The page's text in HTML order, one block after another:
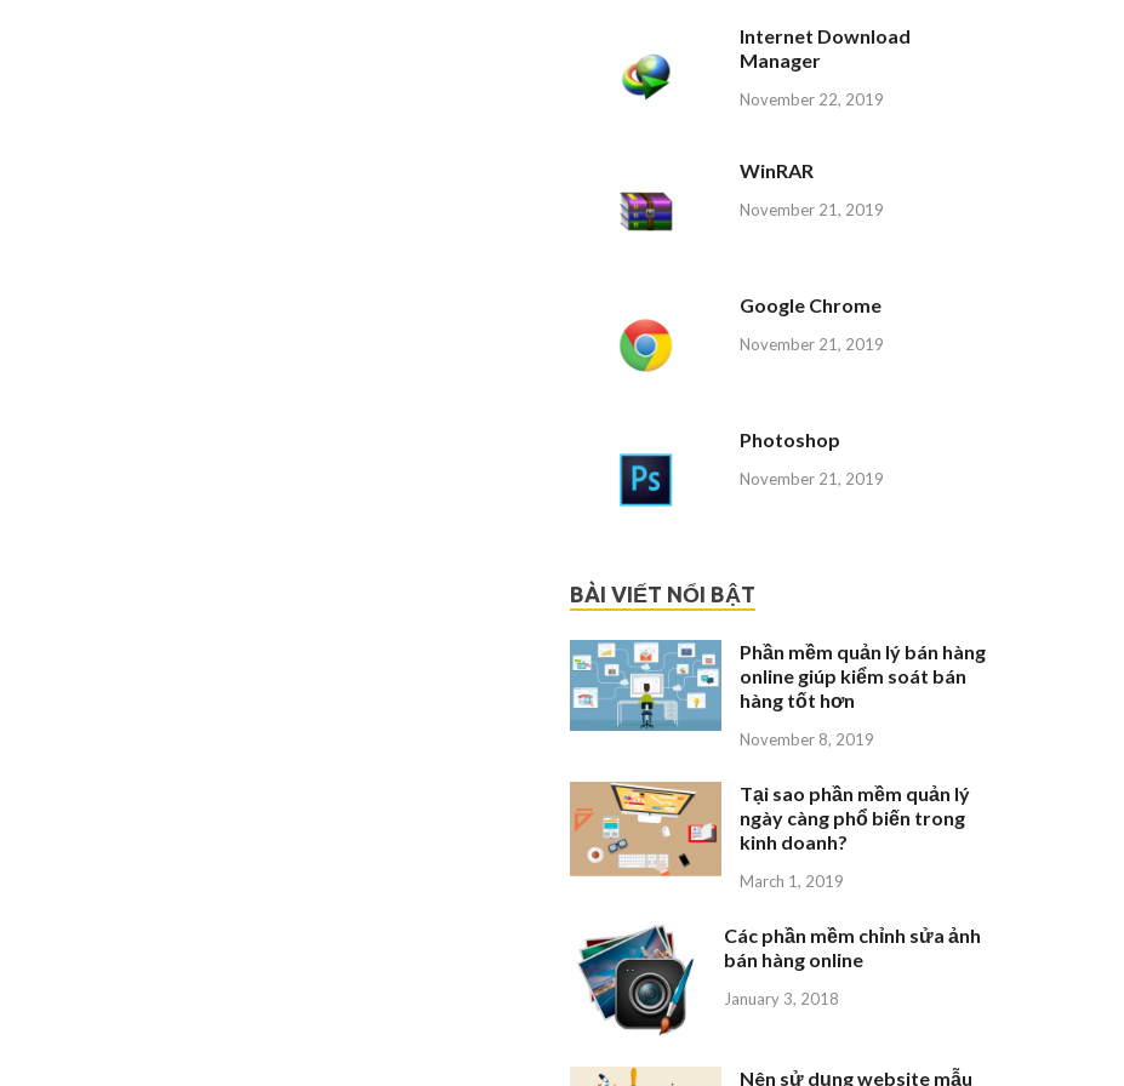
Internet Download
Manager
November 22, 2019
WinRAR
November 21, 2019
Google Chrome
November 21, 2019
Photoshop
November 21, 2019
BÀI VIẾT NỔI BẬT
Phần mềm quản lý bán hàng
online giúp kiểm soát bán
hàng tốt hơn
November 8, 2019
Tại sao phần mềm quản lý
ngày càng phổ biến trong
kinh doanh?
March 1, 2019
Các phần mềm chỉnh sửa ảnh
bán hàng online
January 3, 2018
Nên sử dụng website mẫu